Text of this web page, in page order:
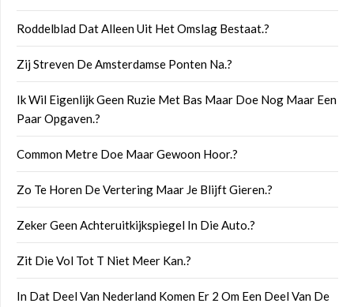
Roddelblad Dat Alleen Uit Het Omslag Bestaat.?
Zij Streven De Amsterdamse Ponten Na.?
Ik Wil Eigenlijk Geen Ruzie Met Bas Maar Doe Nog Maar Een
Paar Opgaven.?
Common Metre Doe Maar Gewoon Hoor.?
Zo Te Horen De Vertering Maar Je Blijft Gieren.?
Zeker Geen Achteruitkijkspiegel In Die Auto.?
Zit Die Vol Tot T Niet Meer Kan.?
In Dat Deel Van Nederland Komen Er 2 Om Een Deel Van De